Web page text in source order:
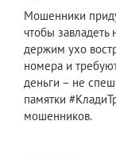
Мошенники
чтобы
держим ухо
номера и
деньги – не
памятки
мошенников.